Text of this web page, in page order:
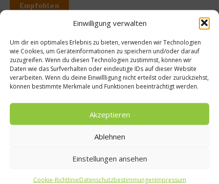
Einwilligung verwalten
Um dir ein optimales Erlebnis zu bieten, verwenden wir Technologien
wie Cookies, um Geräteinformationen zu speichern und/oder darauf
zuzugreifen. Wenn du diesen Technologien zustimmst, können wir
Daten wie das Surfverhalten oder eindeutige IDs auf dieser Website
verarbeiten. Wenn du deine Einwillligung nicht erteilst oder zurückziehst,
können bestimmte Merkmale und Funktionen beeinträchtigt werden.
Akzeptieren
Ablehnen
Einstellungen ansehen
Cookie-RichtlinieDatenschutzbestimmungenImpressum
Empfohlen
Adventskalender
Tag 5
Was isst Deutschland